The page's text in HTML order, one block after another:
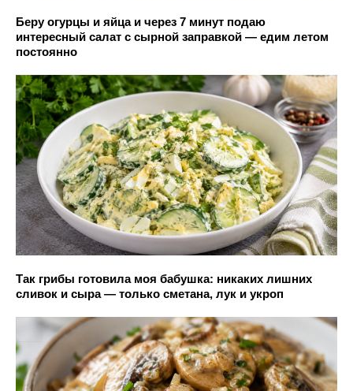
Беру огурцы и яйца и через 7 минут подаю
интересный салат с сырной заправкой — едим летом
постоянно
Так грибы готовила моя бабушка: никаких лишних
сливок и сыра — только сметана, лук и укроп